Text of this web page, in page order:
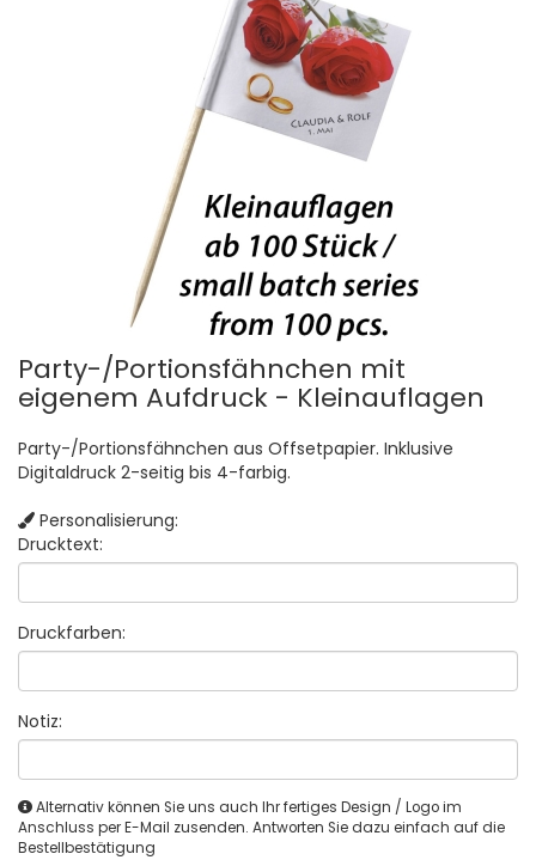
Party-/Portionsfähnchen mit
eigenem Aufdruck - Kleinauflagen
Party-/Portionsfähnchen aus Offsetpapier. Inklusive
Digitaldruck 2-seitig bis 4-farbig.
Personalisierung:
Drucktext:
Druckfarben:
Notiz:
Alternativ können Sie uns auch Ihr fertiges Design / Logo im
Anschluss per E-Mail zusenden. Antworten Sie dazu einfach auf die
Bestellbestätigung